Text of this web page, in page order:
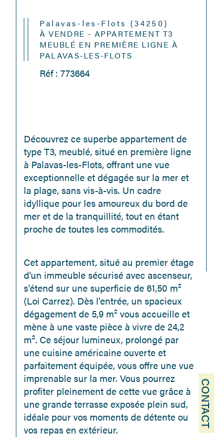
CONTACT
Palavas-les-Flots (34250)
À VENDRE - APPARTEMENT T3
MEUBLÉ EN PREMIÈRE LIGNE À
PALAVAS-LES-FLOTS
Réf : 773664
Découvrez ce superbe appartement de
type T3, meublé, situé en première ligne
à Palavas-les-Flots, offrant une vue
exceptionnelle et dégagée sur la mer et
la plage, sans vis-à-vis. Un cadre
idyllique pour les amoureux du bord de
mer et de la tranquillité, tout en étant
proche de toutes les commodités.
Cet appartement, situé au premier étage
d'un immeuble sécurisé avec ascenseur,
s'étend sur une superficie de 61,50 m²
(Loi Carrez). Dès l'entrée, un spacieux
dégagement de 5,9 m² vous accueille et
mène à une vaste pièce à vivre de 24,2
m². Ce séjour lumineux, prolongé par
une cuisine américaine ouverte et
parfaitement équipée, vous offre une vue
imprenable sur la mer. Vous pourrez
profiter pleinement de cette vue grâce à
une grande terrasse exposée plein sud,
idéale pour vos moments de détente ou
vos repas en extérieur.